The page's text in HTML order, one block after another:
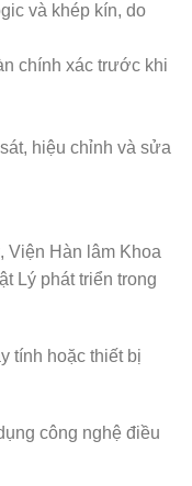
và khép kín, do
chính xác trước khi
hiệu chỉnh và sửa
Viện Hàn lâm Khoa
Lý phát triển trong
tính hoặc thiết bị
công nghệ điều